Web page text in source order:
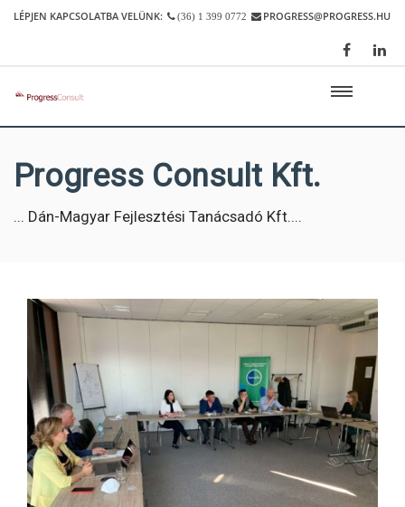
LÉPJEN KAPCSOLATBA VELÜNK: (36) 1 399 0772 PROGRESS@PROGRESS.HU
Progress Consult Kft.
... Dán-Magyar Fejlesztési Tanácsadó Kft....